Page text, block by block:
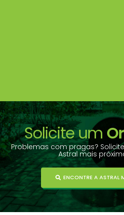
Solicite um
Problemas com pragas?
Astral mais
ENCONTRE A ASTRAL